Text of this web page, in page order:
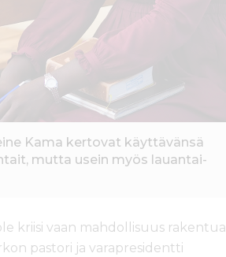
Kama kertovat käyttävänsä
mutta usein myös lauantai-
kriisi vaan mahdollisuus rakentua
pastori ja varapresidentti